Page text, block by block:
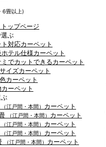
6畳以上)
ップページ
選ぶ
対応カーペット
テル仕様カーペット
でカットできるカーペット
イズカーペット
カーペット
ーペット
（江戸間・本間） カーペット
（江戸間・本間） カーペット
（江戸間・本間） カーペット
（江戸間・本間） カーペット
（江戸間・本間） カーペット